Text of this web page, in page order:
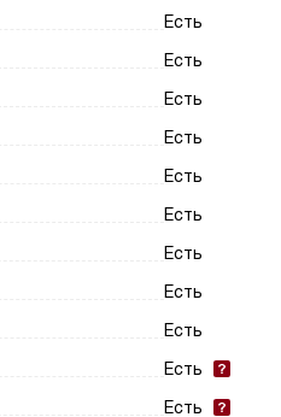
Есть
Есть
Есть
Есть
Есть
Есть
Есть
Есть
Есть
Есть
Есть